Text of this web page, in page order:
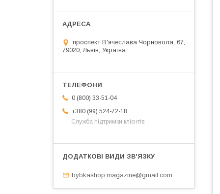
проспект В'ячеслава Чорновола, 67,
79020, Львів, Україна
0 (800) 33-51-04
+380 (99) 524-72-18
Служба підтримки клієнтів
bybkashop.magazine@gmail.com